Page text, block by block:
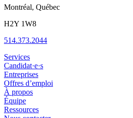
Montréal, Québec
H2Y 1W8
514.373.2044
Services
Candidat·e·s
Entreprises
Offres d’emploi
À propos
Équipe
Ressources